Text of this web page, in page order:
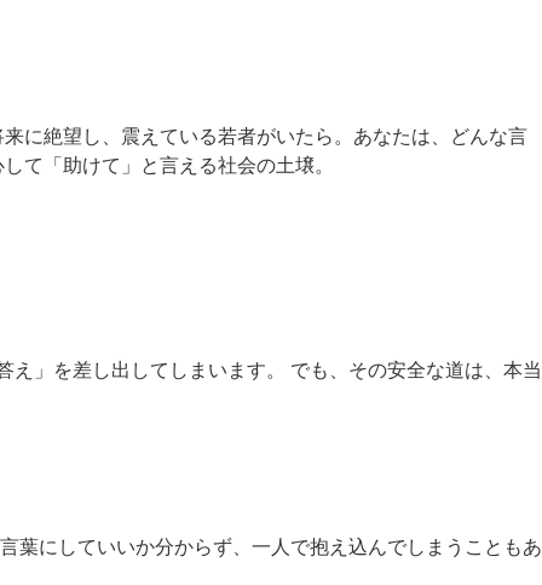
に絶望し、震えている若者がいたら。あなたは、どんな言
て「助けて」と言える社会の土壌。
」を差し出してしまいます。 でも、その安全な道は、本当
葉にしていいか分からず、一人で抱え込んでしまうこともあ